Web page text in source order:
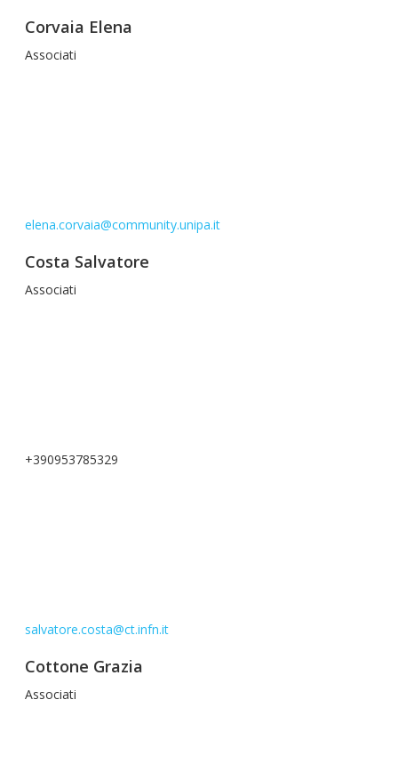
Corvaia Elena
Associati
elena.corvaia@community.unipa.it
Costa Salvatore
Associati
+390953785329
salvatore.costa@ct.infn.it
Cottone Grazia
Associati